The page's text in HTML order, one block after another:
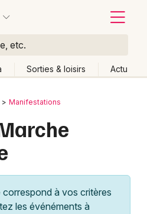
etc.
Sorties & loisirs Actu
Manifestations
à vos critères
les événéments à
Changer de lieu
week-end Autre